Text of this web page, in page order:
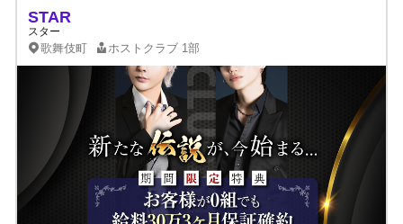
STAR
スター
歌舞伎町 ホストクラブ 1部